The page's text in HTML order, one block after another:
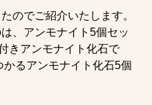
のでご紹介いたします。
、アンモナイト5個セッ
きアンモナイト化石で
るアンモナイト化石5個